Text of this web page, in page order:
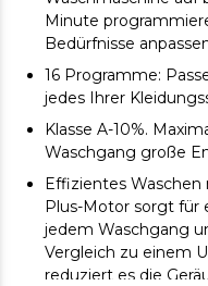
Minute
Bedürfnisse
16 Programme:
jedes Ihrer
Klasse A-10%.
Waschgang große
Effizientes
Plus-Motor sorgt für
jedem Waschgang
Vergleich zu einem
reduziert es die